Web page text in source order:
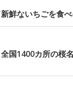
鮮ないちごを食
国1400カ所の桜